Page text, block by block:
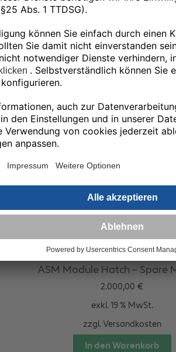
Ähnliche
ASM Module Hatch – Spare
2.000,00 €
exkl. 19 % MwSt.
zzgl. Versandkosten
In den Warenkorb